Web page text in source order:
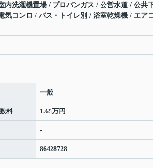
内洗濯機置場 / プロパンガス / 公営水道 / 公共
気コンロ / バス・トイレ別 / 浴室乾燥機 / エア
一般
料 1.65万円
-
86428728